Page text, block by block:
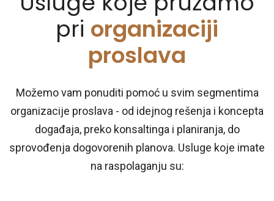
pri organizaciji
proslava
Možemo vam ponuditi pomoć u svim segmentima
organizacije proslava - od idejnog rešenja i koncepta
događaja, preko konsaltinga i planiranja, do
sprovođenja dogovorenih planova. Usluge koje imate
na raspolaganju su: